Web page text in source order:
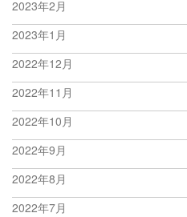
2023年2月
2023年1月
2022年12月
2022年11月
2022年10月
2022年9月
2022年8月
2022年7月